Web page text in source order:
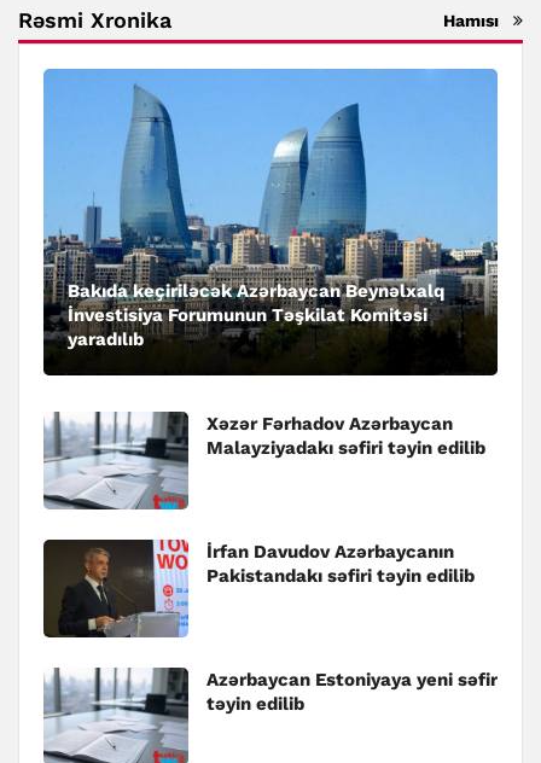
Rəsmi Xronika Hamısı
Bakıda keçiriləcək Azərbaycan Beynəlxalq
İnvestisiya Forumunun Təşkilat Komitəsi
yaradılıb
Xəzər Fərhadov Azərbaycan
Malayziyadakı səfiri təyin edilib
İrfan Davudov Azərbaycanın
Pakistandakı səfiri təyin edilib
Azərbaycan Estoniyaya yeni səfir
təyin edilib